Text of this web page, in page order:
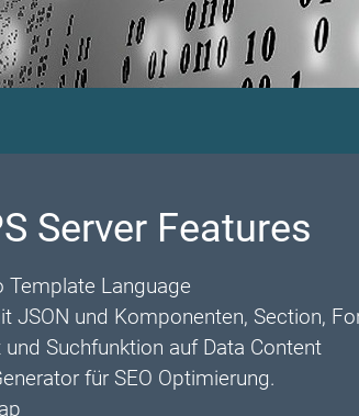
Server Features
Template Language
JSON und Komponenten, Section,
Suchfunktion auf Data Content
für SEO Optimierung.